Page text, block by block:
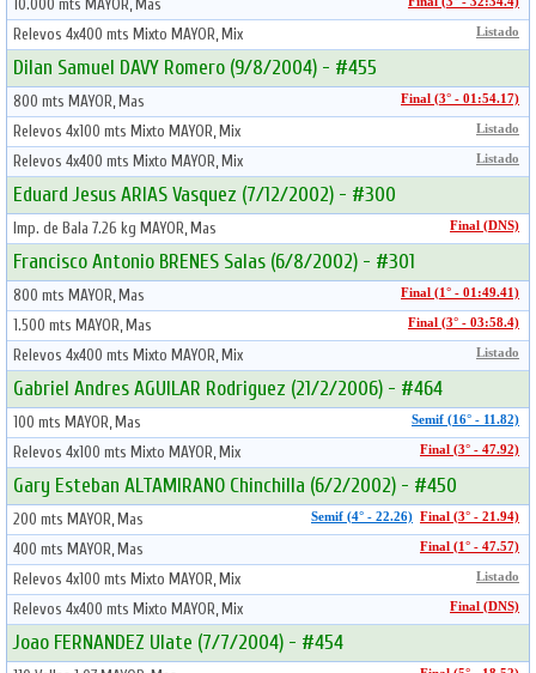
10.000 mts MAYOR, Mas
Relevos 4x400 mts Mixto MAYOR, Mix Listado
Dilan Samuel DAVY Romero (9/8/2004) - #455
800 mts MAYOR, Mas Final (3° - 01:54.17)
Relevos 4x100 mts Mixto MAYOR, Mix Listado
Relevos 4x400 mts Mixto MAYOR, Mix Listado
Eduard Jesus ARIAS Vasquez (7/12/2002) - #300
Imp. de Bala 7.26 kg MAYOR, Mas Final (DNS)
Francisco Antonio BRENES Salas (6/8/2002) - #301
800 mts MAYOR, Mas Final (1° - 01:49.41)
1.500 mts MAYOR, Mas Final (3° - 03:58.4)
Relevos 4x400 mts Mixto MAYOR, Mix Listado
Gabriel Andres AGUILAR Rodriguez (21/2/2006) - #464
100 mts MAYOR, Mas Semif (16° - 11.82)
Relevos 4x100 mts Mixto MAYOR, Mix Final (3° - 47.92)
Gary Esteban ALTAMIRANO Chinchilla (6/2/2002) - #450
200 mts MAYOR, Mas Final (3° - 21.94)
Semif (4° - 22.26)
400 mts MAYOR, Mas Final (1° - 47.57)
Relevos 4x100 mts Mixto MAYOR, Mix Listado
Relevos 4x400 mts Mixto MAYOR, Mix Final (DNS)
Joao FERNANDEZ Ulate (7/7/2004) - #454